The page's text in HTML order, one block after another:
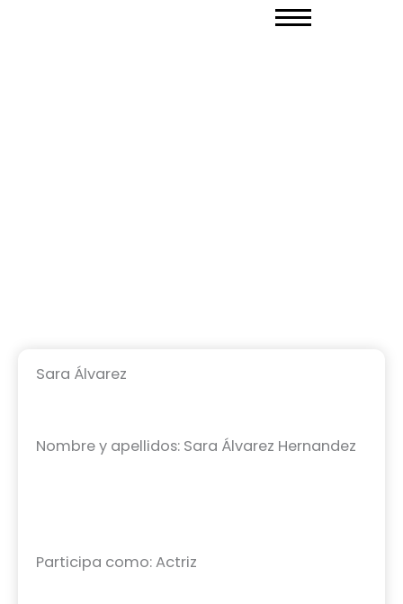
Sara Álvarez
Nombre y apellidos: Sara Álvarez Hernandez
Participa como: Actriz